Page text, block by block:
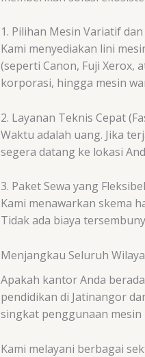
1. Pilihan Mesin Variatif
Kami menyediakan lini
(seperti Canon, Fuji Xerox,
korporasi, hingga mesin
2. Layanan Teknis Cepat
Waktu adalah uang. Jika
segera datang ke lokasi
3. Paket Sewa yang
Kami menawarkan skema
Tidak ada biaya
Menjangkau Seluruh
Apakah kantor Anda
pendidikan di Jatinangor
singkat penggunaan
Kami melayani berbagai